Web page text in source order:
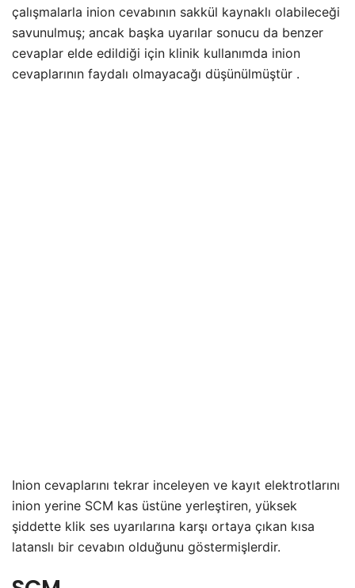
çalışmalarla inion cevabının sakkül kaynaklı olabileceği
savunulmuş; ancak başka uyarılar sonucu da benzer
cevaplar elde edildiği için klinik kullanımda inion
cevaplarının faydalı olmayacağı düşünülmüştür .
Inion cevaplarını tekrar inceleyen ve kayıt elektrotlarını
inion yerine SCM kas üstüne yerleştiren, yüksek
şiddette klik ses uyarılarına karşı ortaya çıkan kısa
latanslı bir cevabın olduğunu göstermişlerdir.